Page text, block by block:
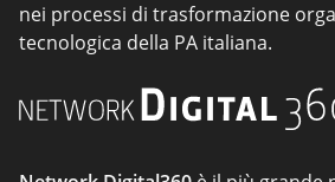
nei processi di trasformazione
tecnologica della PA italiana.